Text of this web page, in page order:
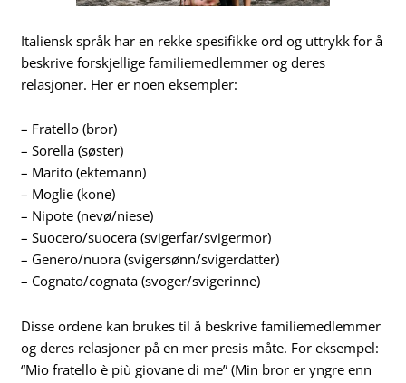
Italiensk språk har en rekke spesifikke ord og uttrykk for å
beskrive forskjellige familiemedlemmer og deres
relasjoner. Her er noen eksempler:
– Fratello (bror)
– Sorella (søster)
– Marito (ektemann)
– Moglie (kone)
– Nipote (nevø/niese)
– Suocero/suocera (svigerfar/svigermor)
– Genero/nuora (svigersønn/svigerdatter)
– Cognato/cognata (svoger/svigerinne)
Disse ordene kan brukes til å beskrive familiemedlemmer
og deres relasjoner på en mer presis måte. For eksempel:
“Mio fratello è più giovane di me” (Min bror er yngre enn